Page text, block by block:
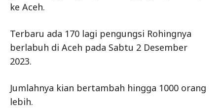
ke Aceh.
Terbaru ada 170 lagi pengungsi Rohingnya
berlabuh di Aceh pada Sabtu 2 Desember
2023.
Jumlahnya kian bertambah hingga 1000 orang
lebih.